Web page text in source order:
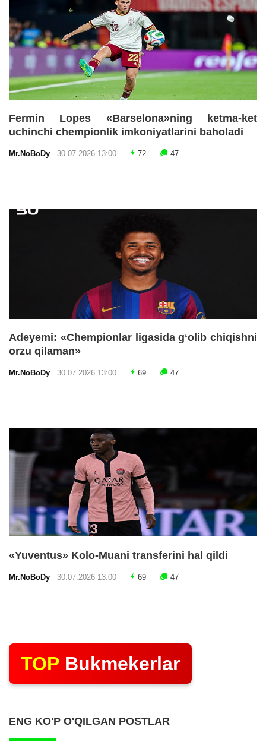
Fermin Lopes «Barselona»ning ketma-ket
uchinchi chempionlik imkoniyatlarini baholadi
Mr.NoBoDy 30.07.2026 13:00 72 47
Adeyemi: «Chempionlar ligasida g‘olib chiqishni
orzu qilaman»
Mr.NoBoDy 30.07.2026 13:00 69 47
«Yuventus» Kolo-Muani transferini hal qildi
Mr.NoBoDy 30.07.2026 13:00 69 47
TOP Bukmekerlar
ENG KO'P O'QILGAN POSTLAR